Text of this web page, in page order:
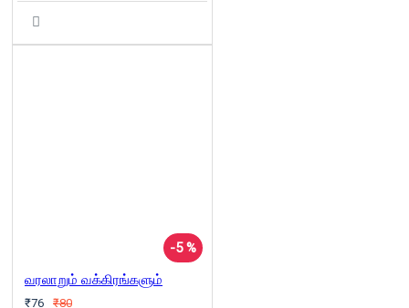
-5 %
வரலாறும் வக்கிரங்களும்
₹76 ₹80